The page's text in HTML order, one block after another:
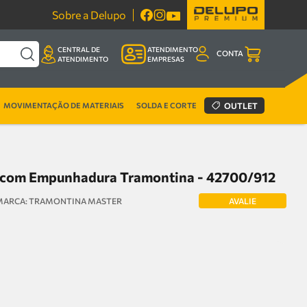
Sobre a Delupo
CENTRAL DE
ATENDIMENTO
ATENDIMENTO
EMPRESAS
CONTA
MOVIMENTAÇÃO DE MATERIAIS SOLDA E CORTE OUTLET
Empunhadura Tramontina - 42700/912
TRAMONTINA MASTER AVALIE